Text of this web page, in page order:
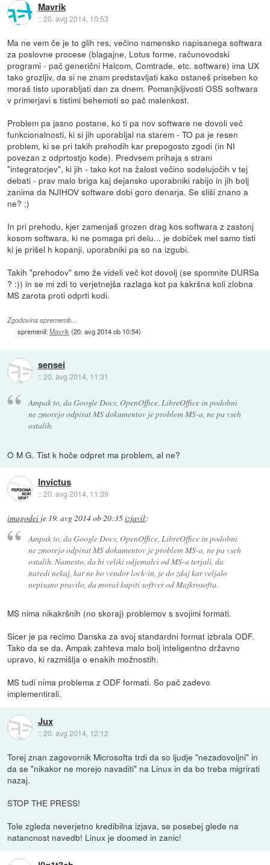
Mavrik
::20. avg 2014, 10:53
Ma ne vem če je to glih res, večino namensko napisanega softwara
za poslovne procese (blagajne, Lotus forme, računovodski
programi - pač generični Halcom, Comtrade, etc. software) ima UX
tako grozljiv, da si ne znam predstavljati kako ostaneš priseben ko
moraš tisto uporabljati dan za dnem. Pomanjkljivosti OSS softwara
v primerjavi s tistimi behemoti so pač malenkost.
Problem pa jasno postane, ko ti pa nov software ne dovoli več
funkcionalnosti, ki si jih uporabljal na starem - TO pa je resen
problem, ki se pri takih prehodih kar prepogosto zgodi (in NI
povezan z odprtostjo kode). Predvsem prihaja s strani
"integratorjev", ki jih - tako kot na žalost večino sodelujočih v tej
debati - prav malo briga kaj dejansko uporabniki rabijo in jih bolj
zanima da NJIHOV software dobi goro denarja. Se sliši znano a
ne? ;)
In pri prehodu, kjer zamenjaš grozen drag kos softwara z zastonj
kosom softwara, ki ne pomaga pri delu... je dobiček mel samo tisti
ki je prišel h kopanji, uporabniki pa so na izgubi.
Takih "prehodov" smo že videli več kot dovolj (se spomnite DURSa
? :)) in se mi zdi to verjetnejša razlaga kot pa kakršna koli zlobna
MS zarota proti odprti kodi.
Zgodovina sprememb…
spremenil:Mavrik(20. avg 2014 ob 10:54)
sensei
::20. avg 2014, 11:31
Ampak to, da Google Docs, OpenOffice, LibreOffice in podobni
ne zmorejo odpirat MS dokumentov je problem MS-a, ne pa vseh
ostalih.
O M G. Tist k hoče odpret ma problem, al ne?
Invictus
::20. avg 2014, 11:39
imagodei je 19. avg 2014 ob 20:35izjavil:
Ampak to, da Google Docs, OpenOffice, LibreOffice in podobni
ne zmorejo odpirat MS dokumentov je problem MS-a, ne pa vseh
ostalih. Namesto, da bi veliki odjemalci od MS-a terjali, da
naredi nekaj, kar ne bo vendor lock-in, je do zdaj kar veljalo
nepisano pravilo, da moraš kupiti softver od Majkrosofta.
MS nima nikakršnih (no skoraj) problemov s svojimi formati.
Sicer je pa recimo Danska za svoj standardni format izbrala ODF.
Tako da se da. Ampak zahteva malo bolj inteligentno državno
upravo, ki razmišlja o enakih možnostih.
MS tudi nima problema z ODF formati. So pač zadevo
implementirali.
Jux
::20. avg 2014, 12:12
Torej znan zagovornik Microsofta trdi da so ljudje "nezadovoljni" in
da se "nikakor ne morejo navaditi" na Linux in da bo treba migrirati
nazaj.
STOP THE PRESS!
Tole zgleda neverjetno kredibilna izjava, se posebej glede na
natancnost navedb! Linux je doomed in zanic!